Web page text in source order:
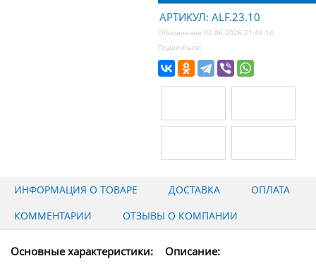
АРТИКУЛ: ALF.23.10
Обновление 02.06.2026 21:48:14
Поделиться:
ИНФОРМАЦИЯ О ТОВАРЕ ДОСТАВКА
ОПЛАТА
КОММЕНТАРИИ
ОТЗЫВЫ О КОМПАНИИ
Основные характеристики: Описание: